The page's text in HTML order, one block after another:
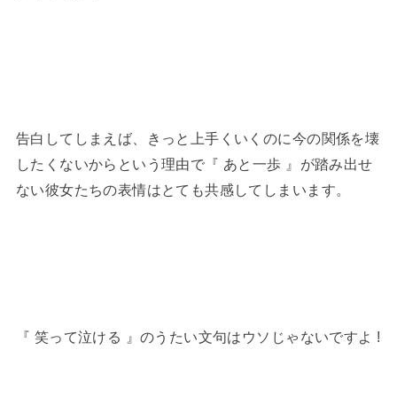
告白してしまえば、きっと上手くいくのに今の関係を壊
したくないからという理由で『 あと一歩 』が踏み出せ
ない彼女たちの表情はとても共感してしまいます。
『 笑って泣ける 』のうたい文句はウソじゃないですよ !